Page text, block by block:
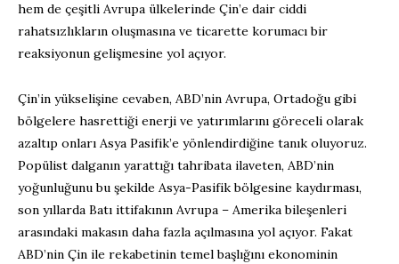
hem de çeşitli Avrupa ülkelerinde Çin’e dair ciddi
rahatsızlıkların oluşmasına ve ticarette korumacı bir
reaksiyonun gelişmesine yol açıyor.
Çin’in yükselişine cevaben, ABD’nin Avrupa, Ortadoğu gibi
bölgelere hasrettiği enerji ve yatırımlarını göreceli olarak
azaltıp onları Asya Pasifik’e yönlendirdiğine tanık oluyoruz.
Popülist dalganın yarattığı tahribata ilaveten, ABD’nin
yoğunluğunu bu şekilde Asya-Pasifik bölgesine kaydırması,
son yıllarda Batı ittifakının Avrupa – Amerika bileşenleri
arasındaki makasın daha fazla açılmasına yol açıyor. Fakat
ABD’nin Çin ile rekabetinin temel başlığını ekonominin